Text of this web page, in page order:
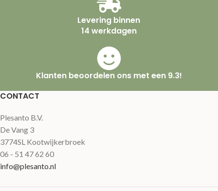
Levering binnen
14 werkdagen
Klanten beoordelen ons met een 9.3!
CONTACT
Plesanto B.V.
De Vang 3
3774SL Kootwijkerbroek
06 - 51 47 62 60
info@plesanto.nl